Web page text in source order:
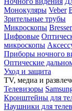
Монокуляры Veber
Зрительные трубы
Микроскопы Bresser
Цифровые
микроскопы
Приборы ночного
Оптические
Уход и защита
TV, медиа и
Телевизоры
Кронштейны для
Наушники для